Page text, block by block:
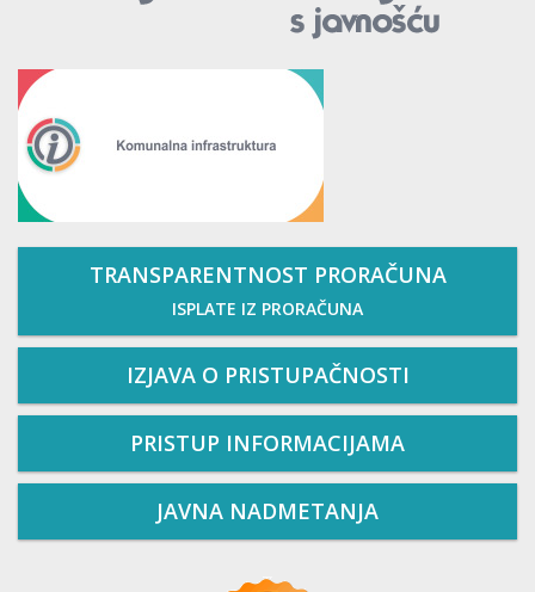
TRANSPARENTNOST PRORAČUNA
ISPLATE IZ PRORAČUNA
IZJAVA O PRISTUPAČNOSTI
PRISTUP INFORMACIJAMA
JAVNA NADMETANJA